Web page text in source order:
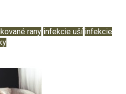
rany infekcie uší infekcie